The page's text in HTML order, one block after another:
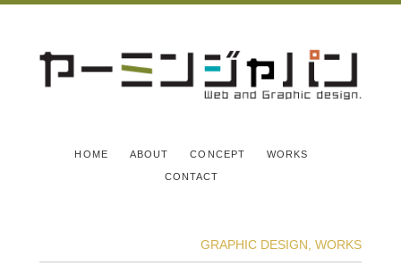
HOME ABOUT CONCEPT WORKS
CONTACT
GRAPHIC DESIGN WORKS